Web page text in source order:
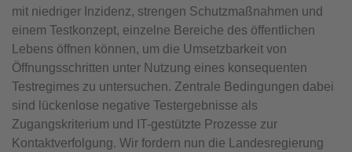
mit niedriger Inzidenz, strengen Schutzmaßnahmen und
einem Testkonzept, einzelne Bereiche des öffentlichen
Lebens öffnen können, um die Umsetzbarkeit von
Öffnungsschritten unter Nutzung eines konsequenten
Testregimes zu untersuchen. Zentrale Bedingungen dabei
sind lückenlose negative Testergebnisse als
Zugangskriterium und IT-gestützte Prozesse zur
Kontaktverfolgung. Wir fordern nun die Landesregierung